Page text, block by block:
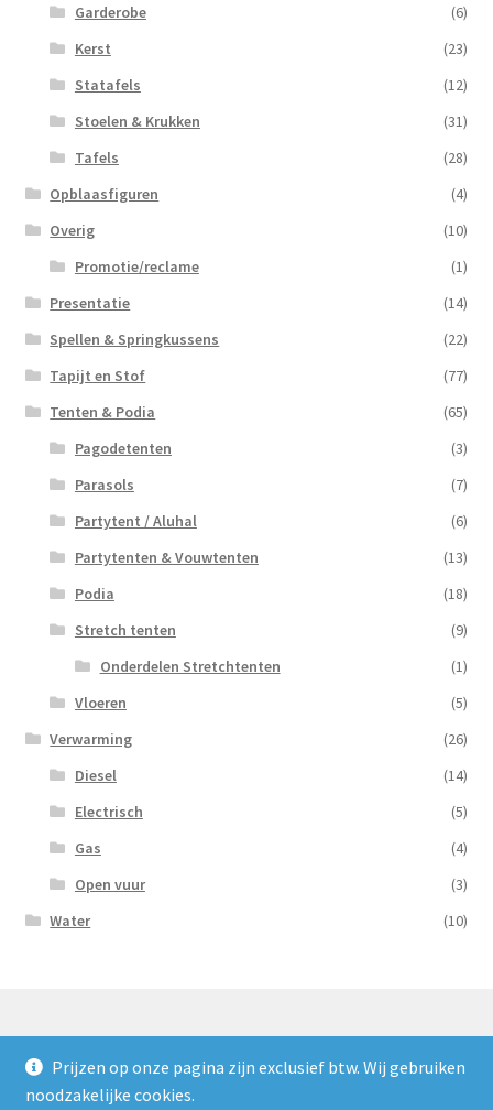
Prijzen op onze pagina zijn exclusief btw. Wij gebruiken
noodzakelijke cookies.
Garderobe
(6)
Kerst
(23)
Statafels
(12)
Stoelen & Krukken
(31)
Tafels
(28)
Opblaasfiguren
(4)
Overig
(10)
Promotie/reclame
(1)
Presentatie
(14)
Spellen & Springkussens
(22)
Tapijt en Stof
(77)
Tenten & Podia
(65)
Pagodetenten
(3)
Parasols
(7)
Partytent / Aluhal
(6)
Partytenten & Vouwtenten
(13)
Podia
(18)
Stretch tenten
(9)
Onderdelen Stretchtenten
(1)
Vloeren
(5)
Verwarming
(26)
Diesel
(14)
Electrisch
(5)
Gas
(4)
Open vuur
(3)
Water
(10)
© Nooijens Verhuur 2026
Privacybeleid
Gebouwd met WooCommerce